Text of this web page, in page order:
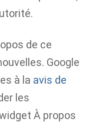
de ce
Google
à la avis de
les
À propos